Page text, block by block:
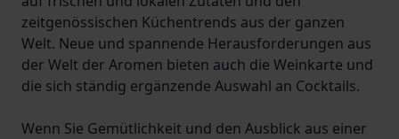
zeitgenössischen Küchentrends aus der ganzen
Welt. Neue und spannende Herausforderungen aus
der Welt der Aromen bieten auch die Weinkarte und
die sich ständig ergänzende Auswahl an Cocktails.
Wenn Sie Gemütlichkeit und den Ausblick aus einer